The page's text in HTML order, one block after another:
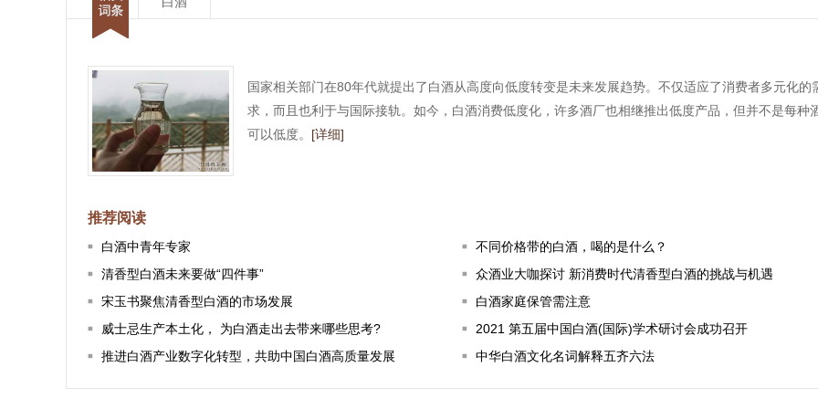
国家相关部门在80年代就提出了白酒从高度向低度转变是未来发展趋势。不仅适应了消费者多元化的
求，而且也利于与国际接轨。如今，白酒消费低度化，许多酒厂也相继推出低度产品，但并不是每种
可以低度。 [详细]
推荐阅读
白酒中青年专家
不同价格带的白酒，喝的是什么？
清香型白酒未来要做“四件事”
众酒业大咖探讨 新消费时代清香型白酒的挑战与机遇
宋玉书聚焦清香型白酒的市场发展
白酒家庭保管需注意
威士忌生产本土化， 为白酒走出去带来哪些思考?
2021 第五届中国白酒(国际)学术研讨会成功召开
推进白酒产业数字化转型，共助中国白酒高质量发展
中华白酒文化名词解释五齐六法